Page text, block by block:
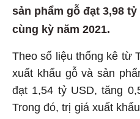
sản phẩm gỗ đạt 3,98
cùng kỳ năm 2021.
Theo số liệu thống kê từ
xuất khẩu gỗ và sản
đạt 1,54 tỷ USD, tăng
Trong đó, trị giá xuất